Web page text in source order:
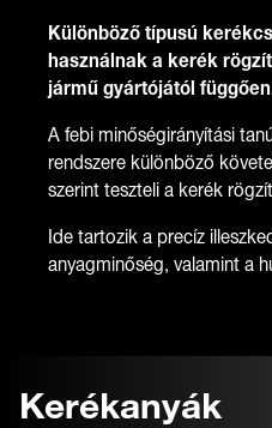
Különböző típusú
használnak a kerék
jármű gyártójától
A febi minőségirányítási
rendszere különböző
szerint teszteli a kerék
Ide tartozik a precíz
anyagminőség, valamint a
Kerékanyák